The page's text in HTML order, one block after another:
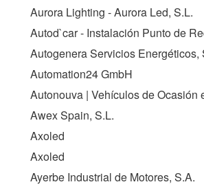
Aurora Lighting - Aurora Led, S.L.
Autod`car - Instalación Punto de
Autogenera Servicios Energéticos,
Automation24 GmbH
Autonouva | Vehículos de Ocasión
Awex Spain, S.L.
Axoled
Axoled
Ayerbe Industrial de Motores, S.A.